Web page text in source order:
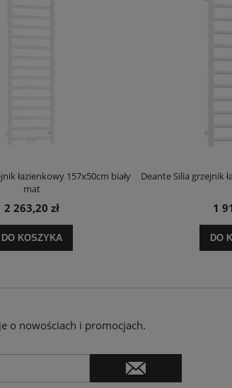
łazienkowy 157x50cm biały
mat
2 263,20 zł
DO KOSZYKA
Deante Silia grzejnik
1
DO
o nowościach i promocjach.